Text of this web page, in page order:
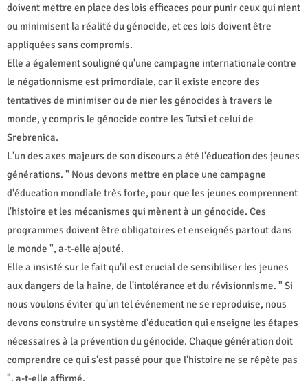
doivent mettre en place des lois efficaces pour punir ceux qui nient
ou minimisent la réalité du génocide, et ces lois doivent être
appliquées sans compromis.
Elle a également souligné qu'une campagne internationale contre
le négationnisme est primordiale, car il existe encore des
tentatives de minimiser ou de nier les génocides à travers le
monde, y compris le génocide contre les Tutsi et celui de
Srebrenica.
L'un des axes majeurs de son discours a été l'éducation des jeunes
générations. " Nous devons mettre en place une campagne
d'éducation mondiale très forte, pour que les jeunes comprennent
l'histoire et les mécanismes qui mènent à un génocide. Ces
programmes doivent être obligatoires et enseignés partout dans
le monde ", a-t-elle ajouté.
Elle a insisté sur le fait qu'il est crucial de sensibiliser les jeunes
aux dangers de la haine, de l'intolérance et du révisionnisme. " Si
nous voulons éviter qu'un tel événement ne se reproduise, nous
devons construire un système d'éducation qui enseigne les étapes
nécessaires à la prévention du génocide. Chaque génération doit
comprendre ce qui s'est passé pour que l'histoire ne se répète pas
", a-t-elle affirmé.